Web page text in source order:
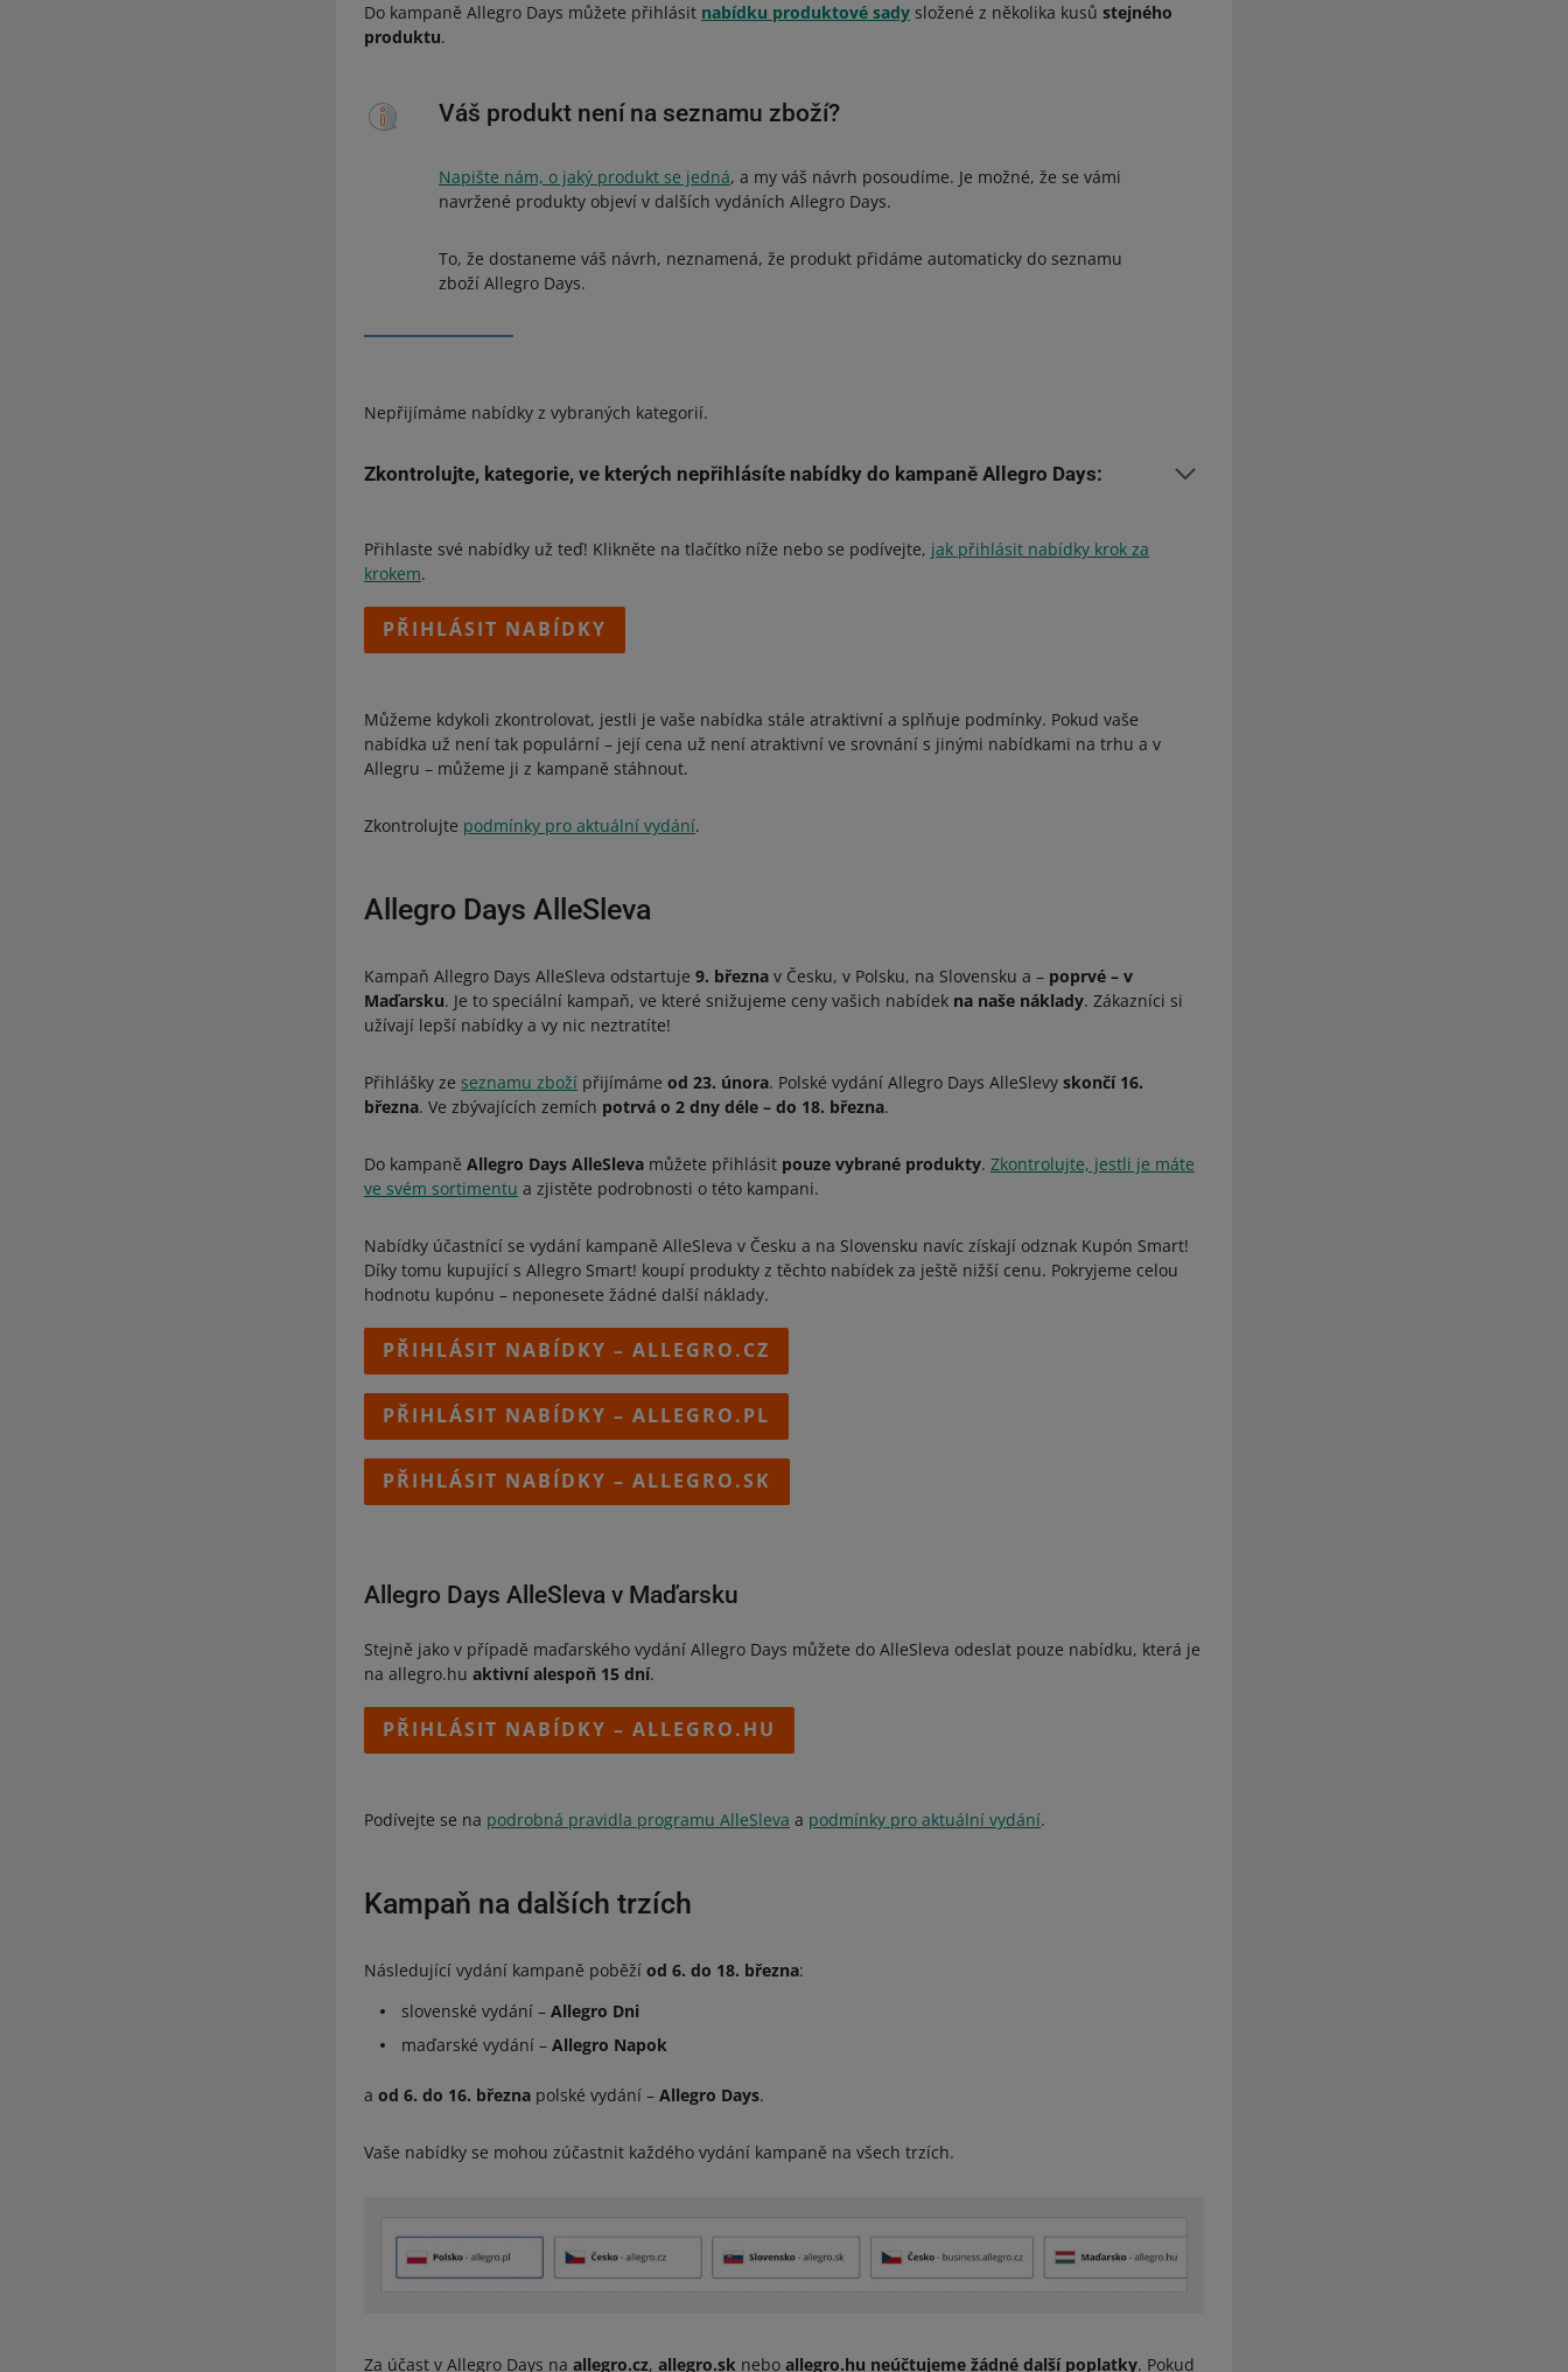
Do kampaně Allegro Days můžete přihlásit nabídku produktové sady složené z několika kusů stejného
produktu.
Váš produkt není na seznamu zboží?
Napište nám, o jaký produkt se jedná, a my váš návrh posoudíme. Je možné, že se vámi
navržené produkty objeví v dalších vydáních Allegro Days.
To, že dostaneme váš návrh, neznamená, že produkt přidáme automaticky do seznamu
zboží Allegro Days.
Nepřijímáme nabídky z vybraných kategorií.
Zkontrolujte, kategorie, ve kterých nepřihlásíte nabídky do kampaně Allegro Days:
Elektronika - Audio, video a domácí spotřebiče - Elektronické předměty - Příslušenství pro ohřívače
tabáku (321903)
Zdraví - Alternativní medicína - Vaporizéry (321959)
Sbírky a umění - Sbírky - Tabákové příslušenství - Ostatní (47957)
Přihlaste své nabídky už teď! Klikněte na tlačítko níže nebo se podívejte, jak přihlásit nabídky krok za
krokem.
PŘIHLÁSIT NABÍDKY
Můžeme kdykoli zkontrolovat, jestli je vaše nabídka stále atraktivní a splňuje podmínky. Pokud vaše
nabídka už není tak populární – její cena už není atraktivní ve srovnání s jinými nabídkami na trhu a v
Allegru – můžeme ji z kampaně stáhnout.
Zkontrolujte podmínky pro aktuální vydání.
Allegro Days AlleSleva
Kampaň Allegro Days AlleSleva odstartuje 9. března v Česku, v Polsku, na Slovensku a – poprvé – v
Maďarsku. Je to speciální kampaň, ve které snižujeme ceny vašich nabídek na naše náklady. Zákazníci si
užívají lepší nabídky a vy nic neztratíte!
Přihlášky ze seznamu zboží přijímáme od 23. února. Polské vydání Allegro Days AlleSlevy skončí 16.
března. Ve zbývajících zemích potrvá o 2 dny déle – do 18. března.
Do kampaně Allegro Days AlleSleva můžete přihlásit pouze vybrané produkty. Zkontrolujte, jestli je máte
ve svém sortimentu a zjistěte podrobnosti o této kampani.
Nabídky účastnící se vydání kampaně AlleSleva v Česku a na Slovensku navíc získají odznak Kupón Smart!
Díky tomu kupující s Allegro Smart! koupí produkty z těchto nabídek za ještě nižší cenu. Pokryjeme celou
hodnotu kupónu – neponesete žádné další náklady.
PŘIHLÁSIT NABÍDKY – ALLEGRO.CZ
PŘIHLÁSIT NABÍDKY – ALLEGRO.PL
PŘIHLÁSIT NABÍDKY – ALLEGRO.SK
Allegro Days AlleSleva v Maďarsku
Stejně jako v případě maďarského vydání Allegro Days můžete do AlleSleva odeslat pouze nabídku, která je
na allegro.hu aktivní alespoň 15 dní.
PŘIHLÁSIT NABÍDKY – ALLEGRO.HU
Podívejte se na podrobná pravidla programu AlleSleva a podmínky pro aktuální vydání.
Kampaň na dalších trzích
Následující vydání kampaně poběží od 6. do 18. března:
slovenské vydání – Allegro Dni
maďarské vydání – Allegro Napok
a od 6. do 16. března polské vydání – Allegro Days.
Vaše nabídky se mohou zúčastnit každého vydání kampaně na všech trzích.
Za účast v Allegro Days na allegro.cz, allegro.sk nebo allegro.hu neúčtujeme žádné další poplatky. Pokud